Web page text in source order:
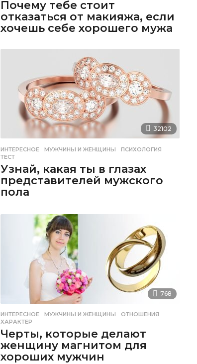
Почему тебе стоит
отказаться от макияжа, если
хочешь себе хорошего мужа
32102
ИНТЕРЕСНОЕ МУЖЧИНЫ И ЖЕНЩИНЫ ,ПСИХОЛОГИЯ
ТЕСТ
Узнай, какая ты в глазах
представителей мужского
пола
768
ИНТЕРЕСНОЕ МУЖЧИНЫ И ЖЕНЩИНЫ ,ОТНОШЕНИЯ
ХАРАКТЕР
Черты, которые делают
женщину магнитом для
хороших мужчин